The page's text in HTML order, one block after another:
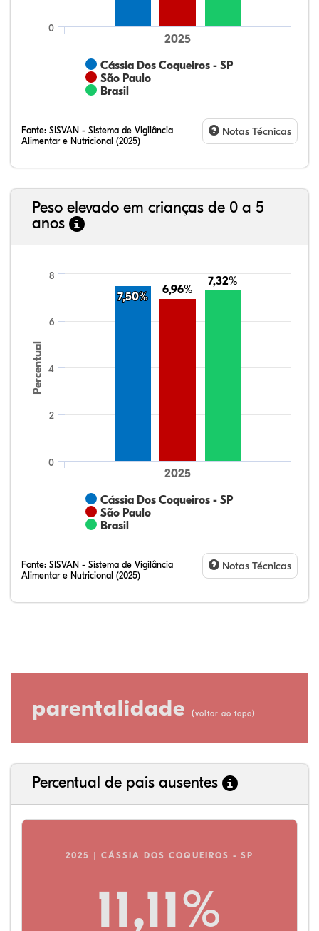
Cássia Dos Coqueiros - SP
São Paulo
Brasil
2025
0
Fonte: SISVAN - Sistema de Vigilância
Alimentar e Nutricional (2025)
Notas Técnicas
Peso elevado em crianças de 0 a 5
anos
Percentual
7,50%
7,50%
6,96%
6,96%
7,32%
7,32%
Cássia Dos Coqueiros - SP
São Paulo
Brasil
2025
0
2
4
6
8
Fonte: SISVAN - Sistema de Vigilância
Alimentar e Nutricional (2025)
Notas Técnicas
parentalidade (voltar ao topo)
Percentual de pais ausentes
2025 | CÁSSIA DOS COQUEIROS - SP
11,11%
44,17%
7,79%
0,23%
47,39%
0,19%
0,22%
21,99%
7,16%
0,36%
66,18%
2,81%
1,50%